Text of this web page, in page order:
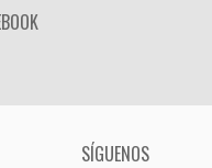
SÍGUENOS